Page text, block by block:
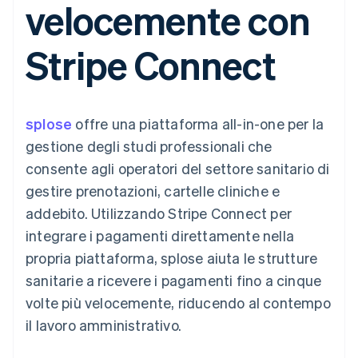
flessibile
Metodi di
pagamento
Terminal
Pagamenti di
Boost
ottimizzata
Link
accelerato
Financial
Conti finanziari
collegati
della contabilità
Stripe Sigma
personalizzati
Data Pipeline
Altro
Gestione del denaro
Piattaforme
SaaS
Aziende di IA
Creator economy
Gaming
Ospitalità, viaggi e
tempo libero
Assicurazione
intrattenimento
Organizzazioni non
profit
Servizi professionali
Pubblica
amministrazione
Commercio al dettaglio
Gestire gli
abbonamenti
Offrire addebiti in base
all'utilizzo
Emettere carte
garantite da stablecoin
gestisci i servizi con gli
agenti
Risorse
Integrazioni app
Esempi di codice
Blog per sviluppatori
Stato dell'API
Roadmap del prodotto
Conferenza annuale
Sessions
Lavora con noi
Sala stampa
Recapiti
Contattaci
Diventa nostro partner
velocemente con
Stripe Connect
splose offre una piattaforma all-in-one per la
gestione degli studi professionali che
consente agli operatori del settore sanitario di
gestire prenotazioni, cartelle cliniche e
addebito. Utilizzando Stripe Connect per
integrare i pagamenti direttamente nella
propria piattaforma, splose aiuta le strutture
sanitarie a ricevere i pagamenti fino a cinque
volte più velocemente, riducendo al contempo
il lavoro amministrativo.